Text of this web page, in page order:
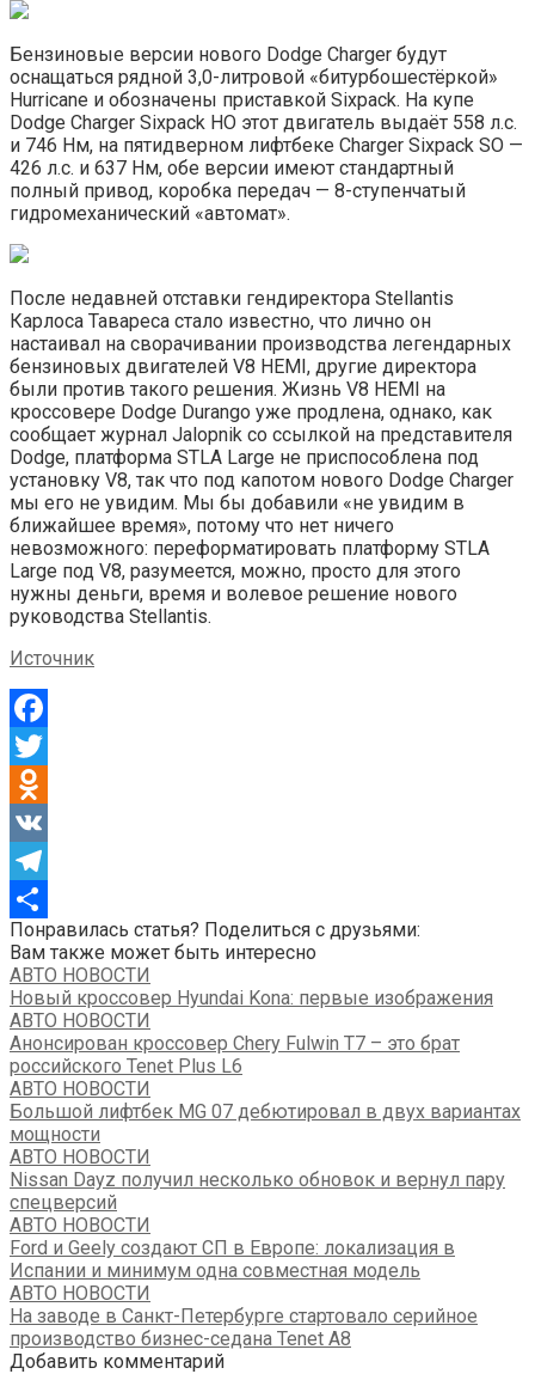
Бензиновые версии нового Dodge Charger будут
оснащаться рядной 3,0-литровой «битурбошестёркой»
Hurricane и обозначены приставкой Sixpack. На купе
Dodge Charger Sixpack HO этот двигатель выдаёт 558 л.с.
и 746 Нм, на пятидверном лифтбеке Charger Sixpack SO —
426 л.с. и 637 Нм, обе версии имеют стандартный
полный привод, коробка передач — 8-ступенчатый
гидромеханический «автомат».
После недавней отставки гендиректора Stellantis
Карлоса Тавареса стало известно, что лично он
настаивал на сворачивании производства легендарных
бензиновых двигателей V8 HEMI, другие директора
были против такого решения. Жизнь V8 HEMI на
кроссовере Dodge Durango уже продлена, однако, как
сообщает журнал Jalopnik со ссылкой на представителя
Dodge, платформа STLA Large не приспособлена под
установку V8, так что под капотом нового Dodge Charger
мы его не увидим. Мы бы добавили «не увидим в
ближайшее время», потому что нет ничего
невозможного: переформатировать платформу STLA
Large под V8, разумеется, можно, просто для этого
нужны деньги, время и волевое решение нового
руководства Stellantis.
Источник
Facebook
Twitter
Odnoklassniki
VK
Telegram
Отправить
Понравилась статья? Поделиться с друзьями:
Вам также может быть интересно
АВТО НОВОСТИ
Новый кроссовер Hyundai Kona: первые изображения
АВТО НОВОСТИ
Анонсирован кроссовер Chery Fulwin T7 – это брат
российского Tenet Plus L6
АВТО НОВОСТИ
Большой лифтбек MG 07 дебютировал в двух вариантах
мощности
АВТО НОВОСТИ
Nissan Dayz получил несколько обновок и вернул пару
спецверсий
АВТО НОВОСТИ
Ford и Geely создают СП в Европе: локализация в
Испании и минимум одна совместная модель
АВТО НОВОСТИ
На заводе в Санкт-Петербурге стартовало серийное
производство бизнес-седана Tenet A8
Добавить комментарий